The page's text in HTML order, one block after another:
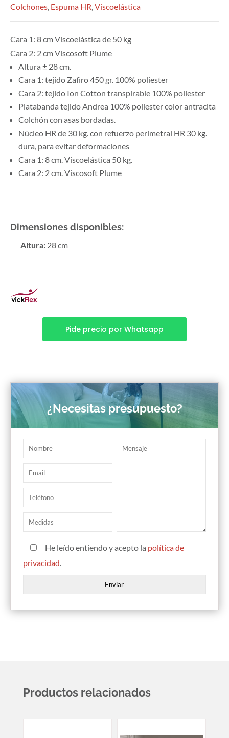
Colchones, Espuma HR,Viscoelástica
Cara 1: 8 cm Viscoelástica de 50 kg
Cara 2: 2 cm Viscosoft Plume
Altura ± 28 cm.
Cara 1: tejido Zafiro 450 gr. 100% poliester
Cara 2: tejido Ion Cotton transpirable 100% poliester
Platabanda tejido Andrea 100% poliester color antracita
Colchón con asas bordadas.
Núcleo HR de 30 kg. con refuerzo perimetral HR 30 kg.
dura, para evitar deformaciones
Cara 1: 8 cm. Viscoelástica 50 kg.
Cara 2: 2 cm. Viscosoft Plume
Dimensiones disponibles:
Altura: 28 cm
Pide precio por Whatsapp
¿Necesitas presupuesto?
He leído entiendo y acepto la política de
privacidad.
Productos relacionados